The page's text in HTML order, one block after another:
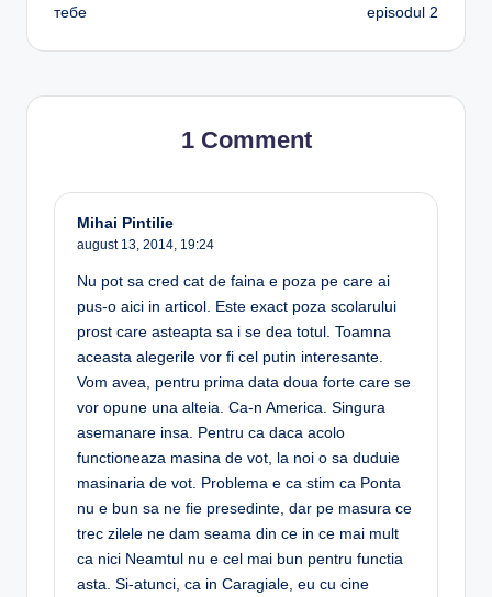
тебе
episodul 2
1 Comment
Mihai Pintilie
august 13, 2014, 19:24
Nu pot sa cred cat de faina e poza pe care ai
pus-o aici in articol. Este exact poza scolarului
prost care asteapta sa i se dea totul. Toamna
aceasta alegerile vor fi cel putin interesante.
Vom avea, pentru prima data doua forte care se
vor opune una alteia. Ca-n America. Singura
asemanare insa. Pentru ca daca acolo
functioneaza masina de vot, la noi o sa duduie
masinaria de vot. Problema e ca stim ca Ponta
nu e bun sa ne fie presedinte, dar pe masura ce
trec zilele ne dam seama din ce in ce mai mult
ca nici Neamtul nu e cel mai bun pentru functia
asta. Si-atunci, ca in Caragiale, eu cu cine